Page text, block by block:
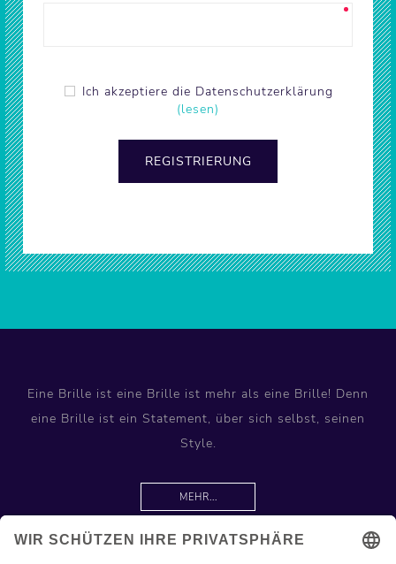
Ich akzeptiere die Datenschutzerklärung
(lesen)
Eine Brille ist eine Brille ist mehr als eine Brille! Denn
eine Brille ist ein Statement, über sich selbst, seinen
Style.
MEHR...